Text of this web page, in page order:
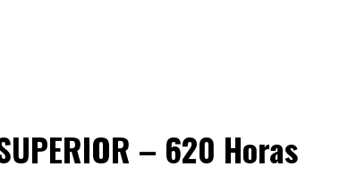
– 620 Horas